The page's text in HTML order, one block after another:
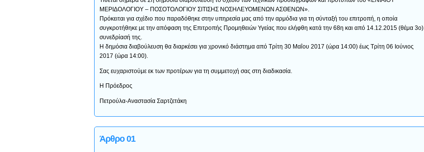
ΜΕΡΙΔΟΛΟΓΙΟΥ – ΠΟΣΟΤΟΛΟΓΙΟΥ ΣΙΤΙΣΗΣ ΝΟΣΗΛΕΥΟΜΕΝΩΝ ΑΣΘΕΝΩΝ».
Πρόκειται για σχέδιο που παραδόθηκε στην υπηρεσία μας από την αρμόδια για τη σύνταξή του επιτροπή, η οποία
συγκροτήθηκε με την απόφαση της Επιτροπής Προμηθειών Υγείας που ελήφθη κατά την 68η και από 14.12.2015 (θέμα 3ο)
συνεδρίασή της.
Η δημόσια διαβούλευση θα διαρκέσει για χρονικό διάστημα από Τρίτη 30 Μαΐου 2017 (ώρα 14:00) έως Τρίτη 06 Ιούνιος
2017 (ώρα 14:00).
Σας ευχαριστούμε εκ των προτέρων για τη συμμετοχή σας στη διαδικασία.
Η Πρόεδρος
Πετρούλα-Αναστασία Σαρτζετάκη
Άρθρο 01